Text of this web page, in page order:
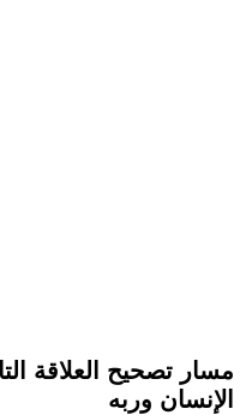
مسار تصحيح العلاقة
الإنسان وربه